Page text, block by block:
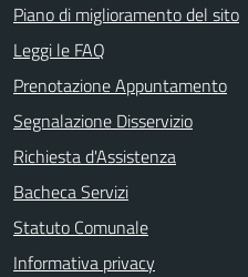
Piano di miglioramento del sito
Leggi le FAQ
Prenotazione Appuntamento
Segnalazione Disservizio
Richiesta d'Assistenza
Bacheca Servizi
Statuto Comunale
Informativa privacy